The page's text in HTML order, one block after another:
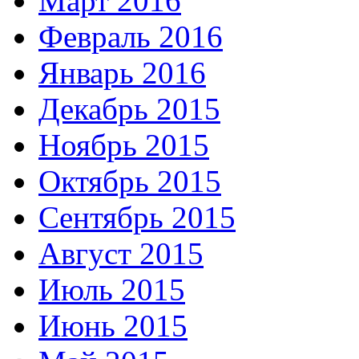
Февраль 2016
Январь 2016
Декабрь 2015
Ноябрь 2015
Октябрь 2015
Сентябрь 2015
Август 2015
Июль 2015
Июнь 2015